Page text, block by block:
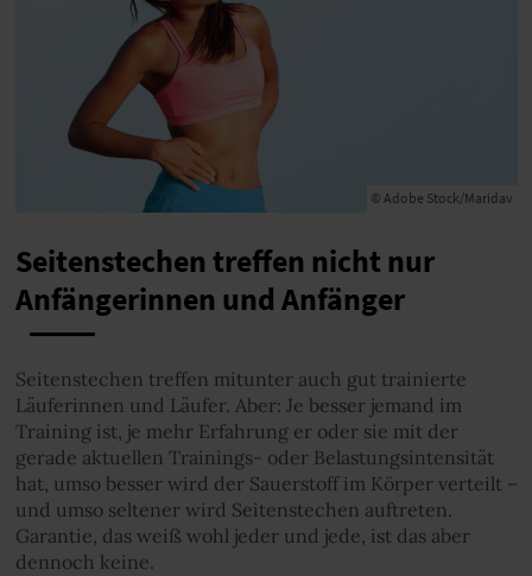
© Adobe Stock/Maridav
Seitenstechen treffen nicht nur
Anfängerinnen und Anfänger
Seitenstechen treffen mitunter auch gut trainierte
Läuferinnen und Läufer. Aber: Je besser jemand im
Training ist, je mehr Erfahrung er oder sie mit der
gerade aktuellen Trainings- oder Belastungsintensität
hat, umso besser wird der Sauerstoff im Körper verteilt –
und umso seltener wird Seitenstechen auftreten.
Garantie, das weiß wohl jeder und jede, ist das aber
dennoch keine.